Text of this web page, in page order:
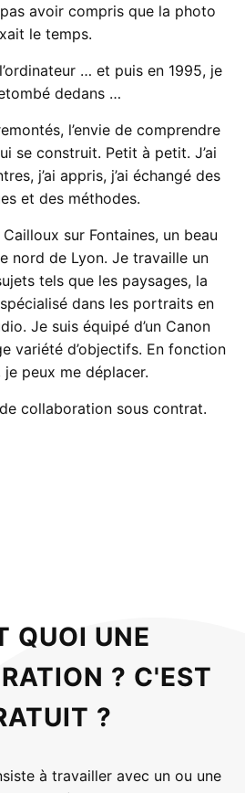
avoir compris que la photo
le temps.
… et puis en 1995, je
dedans …
l’envie de comprendre
se construit. Petit à petit. J’ai
j’ai appris, j’ai échangé des
et des méthodes.
sur Fontaines, un beau
nord de Lyon. Je travaille un
tels que les paysages, la
dans les portraits en
Je suis équipé d’un Canon
variété d’objectifs. En fonction
peux me déplacer.
collaboration sous contrat.
QUOI UNE
? C'EST
?
à travailler avec un ou une